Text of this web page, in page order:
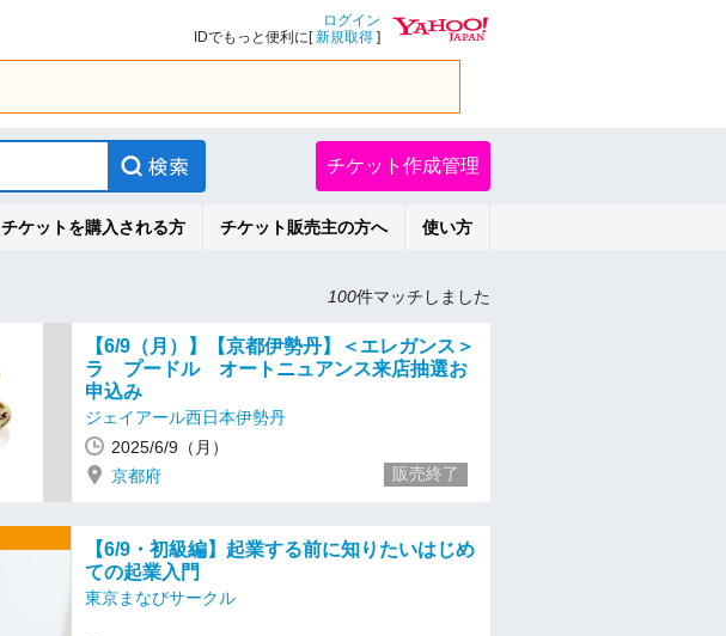
ログイン
IDでもっと便利に[新規取得 ]
チケット作成管理
チケットを購入される方 チケット販売主の方へ 使い方
100件マッチしました
【6/9（月）】【京都伊勢丹】＜エレガンス＞
ラ プードル オートニュアンス来店抽選お
申込み
ジェイアール西日本伊勢丹
2025/6/9（月）
京都府
販売終了
【6/9・初級編】起業する前に知りたいはじめ
ての起業入門
東京まなびサークル